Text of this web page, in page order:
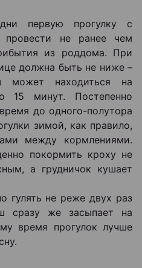
первую прогулку с
провести не ранее чем
из роддома. При
должна быть не ниже –
может находиться на
15 минут. Постепенно
до одного-полутора
зимой, как правило,
между кормлениями.
покормить кроху не
а грудничок кушает
гулять не реже двух раз
сразу же засыпает на
время прогулок лучше